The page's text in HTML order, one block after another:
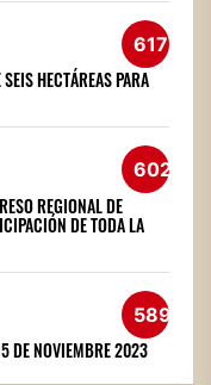
617
HECTÁREAS PARA
602
REGIONAL DE
DE TODA LA
589
DE NOVIEMBRE 2023